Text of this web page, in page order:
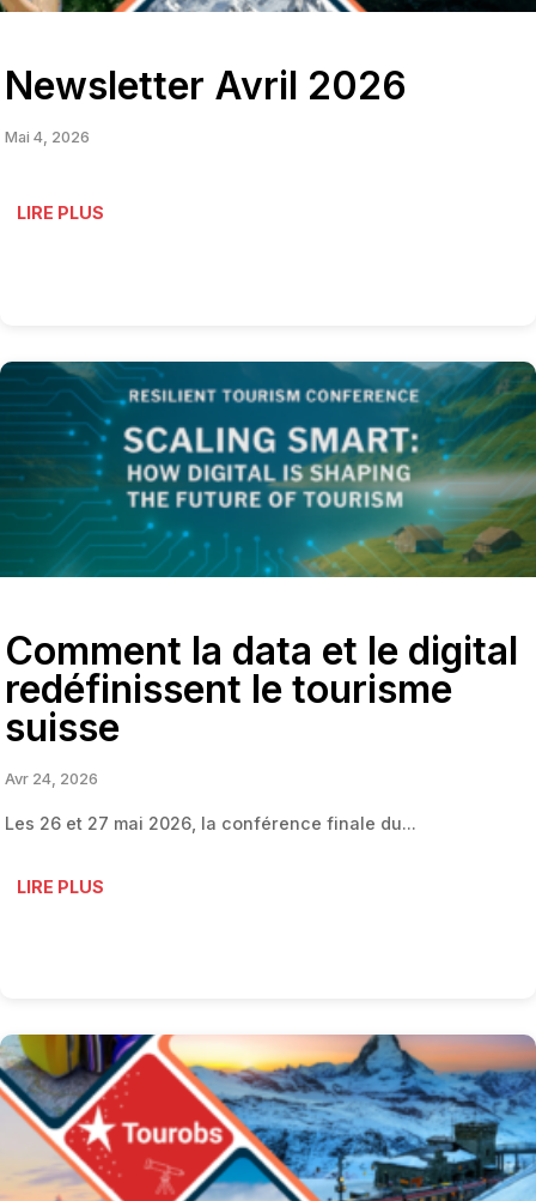
Newsletter Avril 2026
Mai 4, 2026
LIRE PLUS
Comment la data et le digital
redéfinissent le tourisme
suisse
Avr 24, 2026
Les 26 et 27 mai 2026, la conférence finale du...
LIRE PLUS